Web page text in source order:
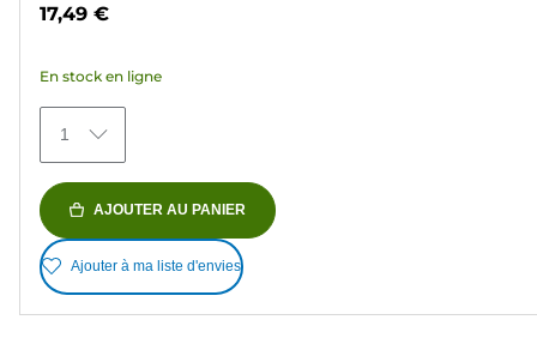
5
473
avis
17,49 €
En stock en ligne
1
AJOUTER AU PANIER
Ajouter à ma liste d'envies